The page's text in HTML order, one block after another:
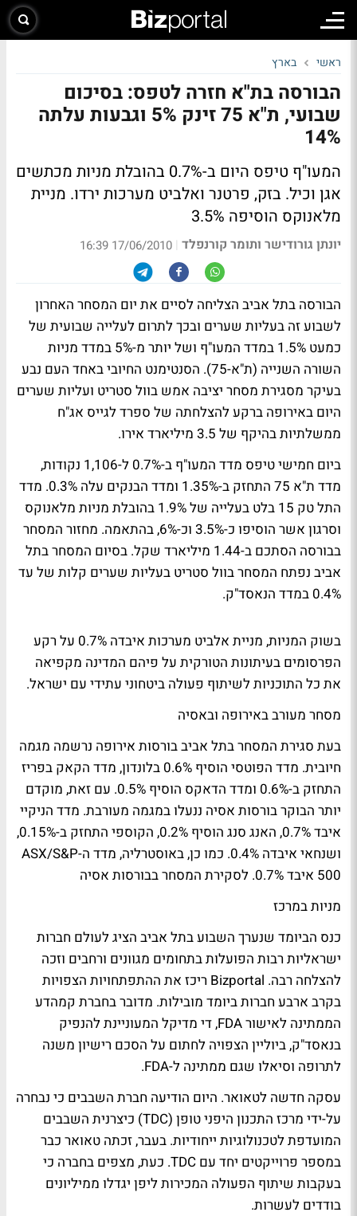
ראשי בארץ
הבורסה בת"א חזרה לטפס: בסיכום
שבועי, ת"א 75 זינק 5% וגבעות עלתה
14%
המעו"ף טיפס היום ב-0.7% בהובלת מניות מכתשים
אגן וכיל. בזק, פרטנר ואלביט מערכות ירדו. מניית
מלאנוקס הוסיפה 3.5%
יונתן גורודישר ותומר קורנפלד |
17/06/2010 16:39
הבורסה בתל אביב הצליחה לסיים את יום המסחר האחרון
לשבוע זה בעליות שערים ובכך לתרום לעלייה שבועית של
כמעט 1.5% במדד המעו"ף ושל יותר מ-5% במדד מניות
השורה השנייה (ת"א-75). הסנטימנט החיובי באחד העם נבע
בעיקר מסגירת מסחר יציבה אמש בוול סטריט ועליות שערים
היום באירופה ברקע להצלחתה של ספרד לגייס אג"ח
ממשלתיות בהיקף של 3.5 מיליארד אירו.
ביום חמישי טיפס מדד המעו"ף ב-0.7% ל-1,106 נקודות,
מדד ת"א 75 התחזק ב-1.35% ומדד הבנקים עלה 0.3%. מדד
התל טק 15 בלט בעלייה של 1.9% בהובלת מניות מלאנוקס
וסרגון אשר הוסיפו כ-3.5% וכ-6%, בהתאמה. מחזור המסחר
בבורסה הסתכם ב-1.44 מיליארד שקל. בסיום המסחר בתל
אביב נפתח המסחר בוול סטריט בעליות שערים קלות של עד
0.4% במדד הנאסד"ק.
בשוק המניות, מניית אלביט מערכות איבדה 0.7% על רקע
הפרסומים בעיתונות הטורקית על פיהם המדינה מקפיאה
את כל התוכניות לשיתוף פעולה ביטחוני עתידי עם ישראל.
מסחר מעורב באירופה ובאסיה
בעת סגירת המסחר בתל אביב בורסות אירופה נרשמה מגמה
חיובית. מדד הפוטסי הוסיף 0.6% בלונדון, מדד הקאק בפריז
התחזק ב-0.6% ומדד הדאקס הוסיף 0.5%. עם זאת, מוקדם
יותר הבוקר בורסות אסיה ננעלו במגמה מעורבת. מדד הניקיי
איבד 0.7%, האנג סנג הוסיף 0.2%, הקוספי התחזק ב-0.15%,
ושנחאי איבדה 0.4%. כמו כן, באוסטרליה, מדד ה-ASX/S&P
500 איבד 0.7%.
לסקירת המסחר בבורסות אסיה
מניות במרכז
כנס הביומד שנערך השבוע בתל אביב הציג לעולם חברות
ישראליות רבות הפועלות בתחומים מגוונים ורחבים וזכה
להצלחה רבה. Bizportal ריכז את
ההתפתחויות הצפויות
בקרב ארבע חברות ביומד מובילות. מדובר בחברת קמהדע
הממתינה לאישור FDA, די מדיקל המעוניינת להנפיק
בנאסד"ק, ביוליין הצפויה לחתום על הסכם רישיון משנה
לתרופה וסיאלו שגם ממתינה ל-FDA.
עסקה חדשה לטאואר. היום הודיעה חברת השבבים כי נבחרה
על-ידי מרכז התכנון היפני טופן (TDC) כיצרנית השבבים
המועדפת לטכנולוגיות ייחודיות. בעבר, זכתה טאואר כבר
במספר פרוייקטים יחד עם TDC. כעת, מצפים בחברה כי
בעקבות שיתוף הפעולה המכירות ליפן יגדלו ממיליונים
בודדים לעשרות.